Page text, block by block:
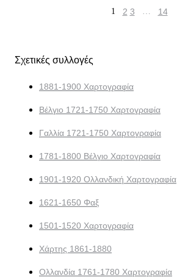
1 2 3 … 14
Σχετικές συλλογές
1881-1900 Χαρτογραφία
Βέλγιο 1721-1750 Χαρτογραφία
Γαλλία 1721-1750 Χαρτογραφία
1781-1800 Βέλγιο Χαρτογραφία
1901-1920 Ολλανδική Χαρτογραφία
1621-1650 Φαξ
1501-1520 Χαρτογραφία
Χάρτης 1861-1880
Ολλανδία 1761-1780 Χαρτογραφία